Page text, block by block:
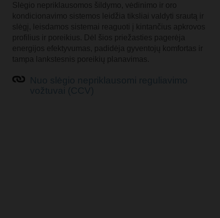
Slėgio nepriklausomos šildymo, vėdinimo ir oro
kondicionavimo sistemos leidžia tiksliai valdyti srautą ir
slėgį, leisdamos sistemai reaguoti į kintančius apkrovos
profilius ir poreikius. Dėl šios priežasties pagerėja
energijos efektyvumas, padidėja gyventojų komfortas ir
tampa lankstesnis poreikių planavimas.